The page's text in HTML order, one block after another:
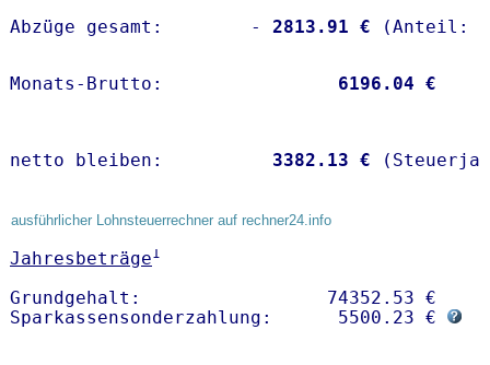
Abzüge gesamt:        -
2813.91 €
Monats-Brutto: 6196.04 €
netto bleiben: 3382.13 €
ausführlicher Lohnsteuerrechner auf rechner24.info
Jahresbeträge1
Grundgehalt:                 74352.53 €
Sparkassensonderzahlung:      5500.23 €